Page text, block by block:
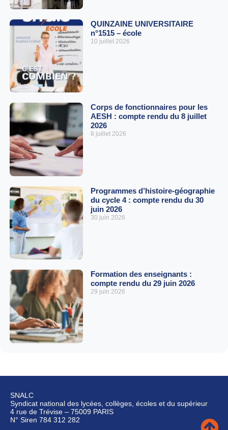
QUINZAINE UNIVERSITAIRE
n°1515 – école
10 juillet 2026
Corps de fonctionnaires pour les
AESH : compte rendu du 8 juillet
2026
8 juillet 2026
Programmes d’histoire-géographie
du cycle 4 : compte rendu du 30
juin 2026
30 juin 2026
Formation des enseignants :
compte rendu du 29 juin 2026
29 juin 2026
SNALC
Syndicat national des lycées, collèges, écoles et du supérieur
4 rue de Trévise – 75009 PARIS
N° Siren 784 312 282